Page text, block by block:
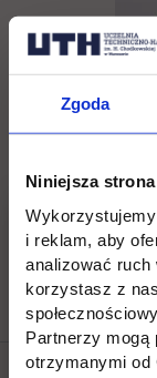
Zgoda
Niniejsza
i reklam, aby
analizować
korzystasz z
Partnerzy mogą
otrzymanymi od